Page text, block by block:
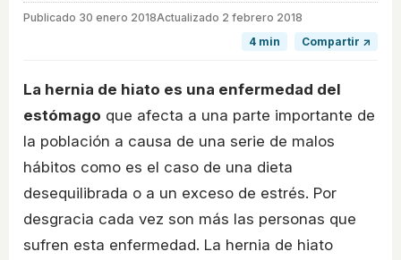
Publicado 30 enero 2018Actualizado 2 febrero 2018
4 min
Compartir ↗
La hernia de hiato es una enfermedad del
estómago que afecta a una parte importante de
la población a causa de una serie de malos
hábitos como es el caso de una dieta
desequilibrada o a un exceso de estrés. Por
desgracia cada vez son más las personas que
sufren esta enfermedad. La hernia de hiato